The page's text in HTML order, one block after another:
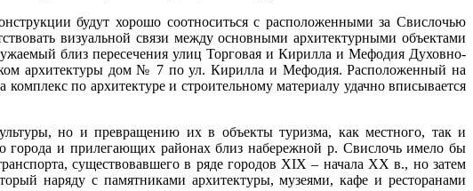
будут хорошо соотноситься с расположенными за Свислочью
визуальной связи между основными архитектурными объектами
близ пересечения улиц Торговая и Кирилла и Мефодия Духовно-
архитектуры дом № 7 по ул. Кирилла и Мефодия. Расположенный на
по архитектуре и строительному материалу удачно вписывается
но и превращению их в объекты туризма, как местного, так и
города и прилегающих районах близ набережной р. Свислочь имело бы
существовавшего в ряде городов XIX – начала XX в., но затем
наряду с памятниками архитектуры, музеями, кафе и ресторанами